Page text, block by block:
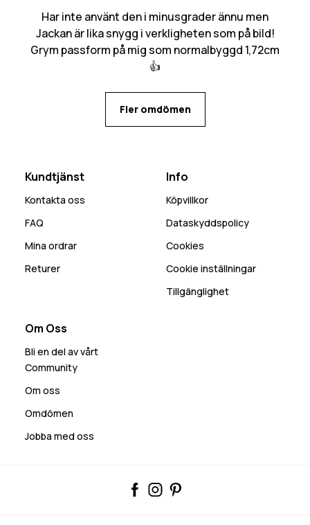
Har inte använt den i minusgrader ännu men
Jackan är lika snygg i verkligheten som på bild!
Grym passform på mig som normalbyggd 1,72cm
👍
Fler omdömen
Kundtjänst
Kontakta oss
FAQ
Mina ordrar
Returer
Info
Köpvillkor
Dataskyddspolicy
Cookies
Cookie inställningar
Tillgänglighet
Om Oss
Bli en del av vårt
Community
Om oss
Omdömen
Jobba med oss